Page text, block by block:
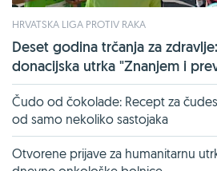
HRVATSKA LIGA PROTIV RAKA
Deset godina trčanja za
donacijska utrka "Znanjem i
Čudo od čokolade: Recept za
od samo nekoliko sastojaka
Otvorene prijave za humanitarnu